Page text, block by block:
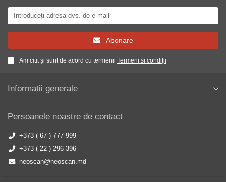
Abonare
Am citit și sunt de acord cu termenii Termeni si condiții
Informații generale
Persoanele noastre de contact
+373 ( 67 ) 777-999
+373 ( 22 ) 296-396
neoscan@neoscan.md